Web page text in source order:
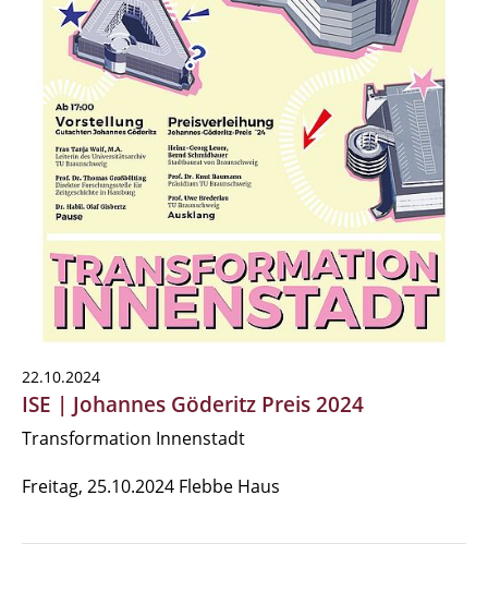
22.10.2024
ISE | Johannes Göderitz Preis 2024
Transformation Innenstadt
Freitag, 25.10.2024 Flebbe Haus